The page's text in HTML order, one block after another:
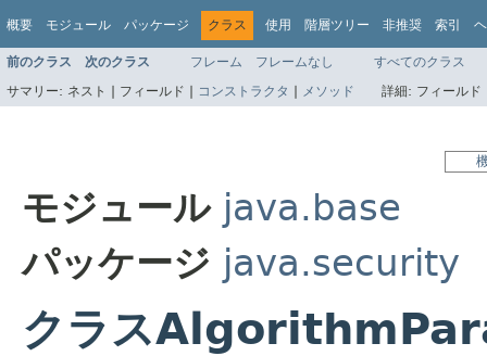
概要 モジュール パッケージ クラス 使用 階層ツリー 非推奨 索引
前のクラス 次のクラス フレーム フレームなし
すべてのクラス
サマリー: ネスト | フィールド | コンストラクタ | メソッド 詳細: フィール
モジュール java.base
パッケージ java.security
クラス